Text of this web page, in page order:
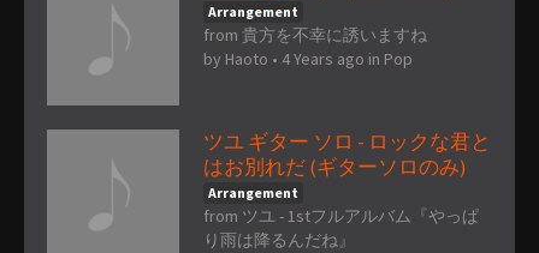
Arrangement
from 貴方を不幸に誘いますね
by Haoto • 4 Years ago in Pop
ツユ ギター ソロ - ロックな君と
はお別れだ (ギターソロのみ)
Arrangement
from ツユ - 1stフルアルバム『やっぱ
り雨は降るんだね』